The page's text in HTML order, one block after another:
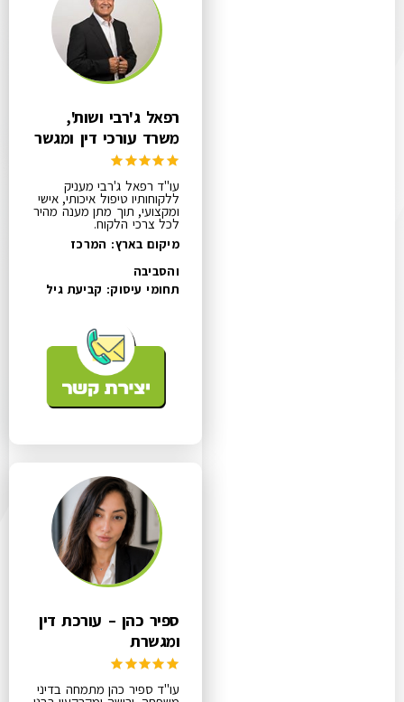
רפאל ג'רבי ושות',
משרד עורכי דין ומגשר
עו"ד רפאל ג'רבי מעניק
ללקוחותיו טיפול איכותי, אישי
ומקצועי, תוך מתן מענה מהיר
לכל צרכי הלקוח.
מיקום בארץ: המרכז
והסביבה
תחומי עיסוק: קביעת גיל
ספיר כהן – עורכת דין
ומגשרת
עו"ד ספיר כהן מתמחה בדיני